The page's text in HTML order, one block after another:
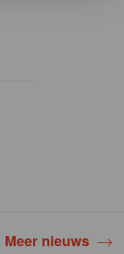
Meer nieuws